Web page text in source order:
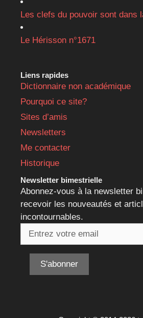
Les clefs du pouvoir sont dans
Le Hérisson n°1671
Liens rapides
Dictionnaire non académique
Pourquoi ce site?
Sites d’amis
Newsletters
Me contacter
Historique
Newsletter bimestrielle
Abonnez-vous à la newsletter
recevoir les nouveautés et
incontournables.